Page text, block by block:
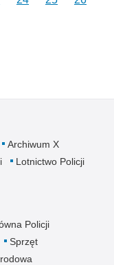
Archiwum X
Lotnictwo Policji
Policji
Sprzęt